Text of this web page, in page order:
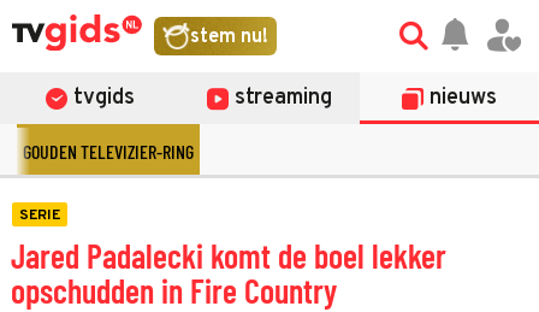
stem nu!
tvgids streaming nieuws
GOUDEN TELEVIZIER-RING
SERIE
Jared Padalecki komt de boel lekker
opschudden in Fire Country